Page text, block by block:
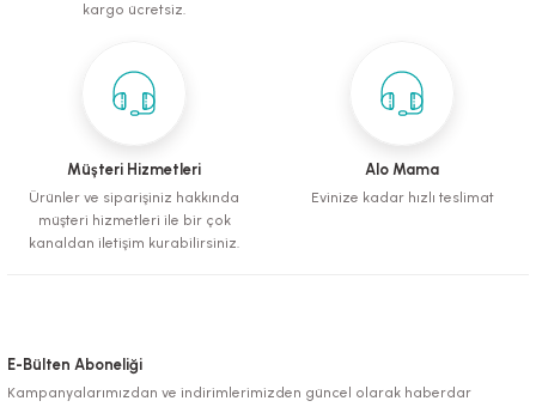
S... N... | 18/04/2024
Deneyimini Paylaş
kargo ücretsiz.
Müşteri Hizmetleri
Ürünler ve siparişiniz hakkında
müşteri hizmetleri ile bir çok
kanaldan iletişim kurabilirsiniz.
Alo Mama
Evinize kadar hızlı teslimat
E-Bülten Aboneliği
Kampanyalarımızdan ve indirimlerimizden güncel olarak haberdar